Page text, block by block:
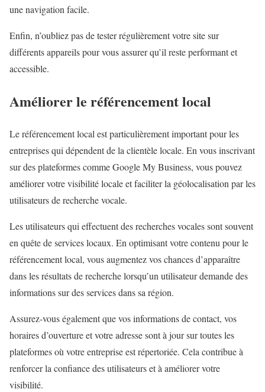
une navigation facile.
Enfin, n’oubliez pas de tester régulièrement votre site sur
différents appareils pour vous assurer qu’il reste performant et
accessible.
Améliorer le référencement local
Le référencement local est particulièrement important pour les
entreprises qui dépendent de la clientèle locale. En vous inscrivant
sur des plateformes comme Google My Business, vous pouvez
améliorer votre visibilité locale et faciliter la géolocalisation par les
utilisateurs de recherche vocale.
Les utilisateurs qui effectuent des recherches vocales sont souvent
en quête de services locaux. En optimisant votre contenu pour le
référencement local, vous augmentez vos chances d’apparaître
dans les résultats de recherche lorsqu’un utilisateur demande des
informations sur des services dans sa région.
Assurez-vous également que vos informations de contact, vos
horaires d’ouverture et votre adresse sont à jour sur toutes les
plateformes où votre entreprise est répertoriée. Cela contribue à
renforcer la confiance des utilisateurs et à améliorer votre
visibilité.